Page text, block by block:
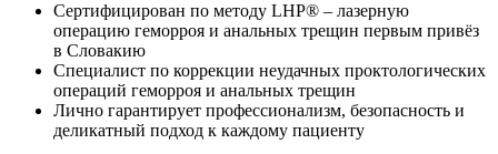
Сертифицирован по методу LHP® – лазерную
операцию геморроя и анальных трещин первым привёз
в Словакию
Специалист по коррекции неудачных проктологических
операций геморроя и анальных трещин
Лично гарантирует профессионализм, безопасность и
деликатный подход к каждому пациенту